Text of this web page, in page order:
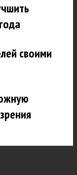
своими